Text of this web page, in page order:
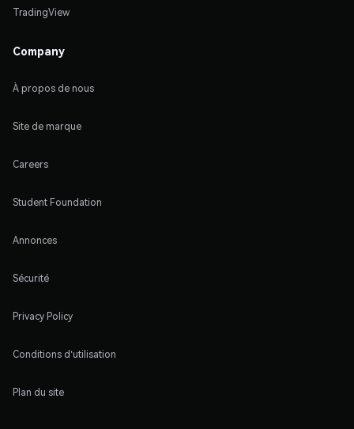
TradingView
Company
À propos de nous
Site de marque
Careers
Student Foundation
Annonces
Sécurité
Privacy Policy
Conditions d'utilisation
Plan du site